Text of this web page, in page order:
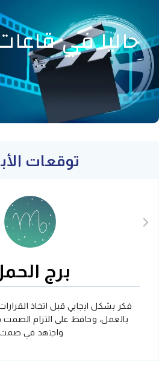
حاليا في
توقعات
برج
فكر بشكل ايجابي قبل اتخاذ
بالعمل، وحافظ على التزام الصمت
واجتهد في